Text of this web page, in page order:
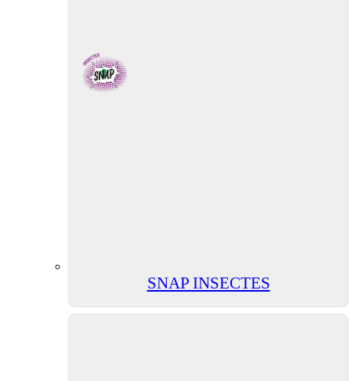
SNAP INSECTES